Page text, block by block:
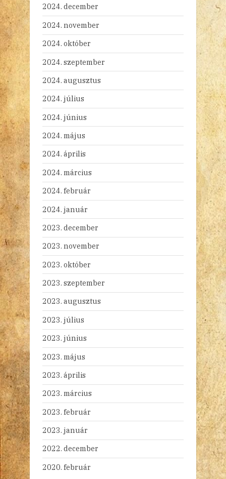
2024. december
2024. november
2024. október
2024. szeptember
2024. augusztus
2024. július
2024. június
2024. május
2024. április
2024. március
2024. február
2024. január
2023. december
2023. november
2023. október
2023. szeptember
2023. augusztus
2023. július
2023. június
2023. május
2023. április
2023. március
2023. február
2023. január
2022. december
2020. február